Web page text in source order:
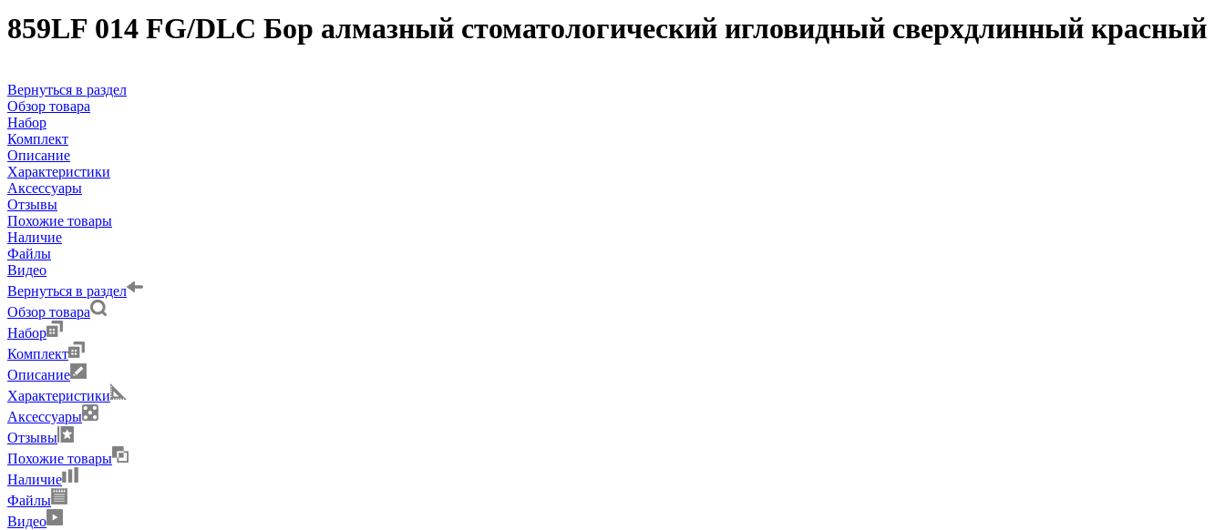
859LF 014 FG/DLC Бор алмазный стоматологический игловидный сверхдлинный красный
Вернуться в раздел
Обзор товара
Набор
Комплект
Описание
Характеристики
Аксессуары
Отзывы
Похожие товары
Наличие
Файлы
Видео
Вернуться в раздел
Обзор товара
Набор
Комплект
Описание
Характеристики
Аксессуары
Отзывы
Похожие товары
Наличие
Файлы
Видео